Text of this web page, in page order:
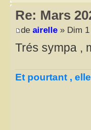
Re: Mars
de airelle » Dim
Trés sympa ,
Et pourtant ,